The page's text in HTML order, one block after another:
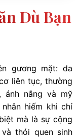
Dù Bạn
gương mặt: da
liên tục, thường
ánh nắng và mỹ
nhân hiếm khi chỉ
mà là sự cộng
thói quen sinh